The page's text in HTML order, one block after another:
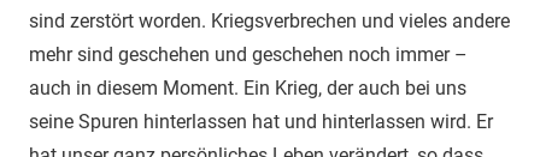
sind zerstört worden. Kriegsverbrechen und vieles andere
mehr sind geschehen und geschehen noch immer –
auch in diesem Moment. Ein Krieg, der auch bei uns
seine Spuren hinterlassen hat und hinterlassen wird. Er